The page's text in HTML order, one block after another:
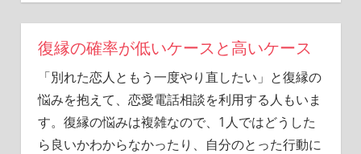
復縁の確率が低いケースと高いケース
「別れた恋人ともう一度やり直したい」と復縁の
悩みを抱えて、恋愛電話相談を利用する人もいま
す。復縁の悩みは複雑なので、1人ではどうした
ら良いかわからなかったり、自分のとった行動に